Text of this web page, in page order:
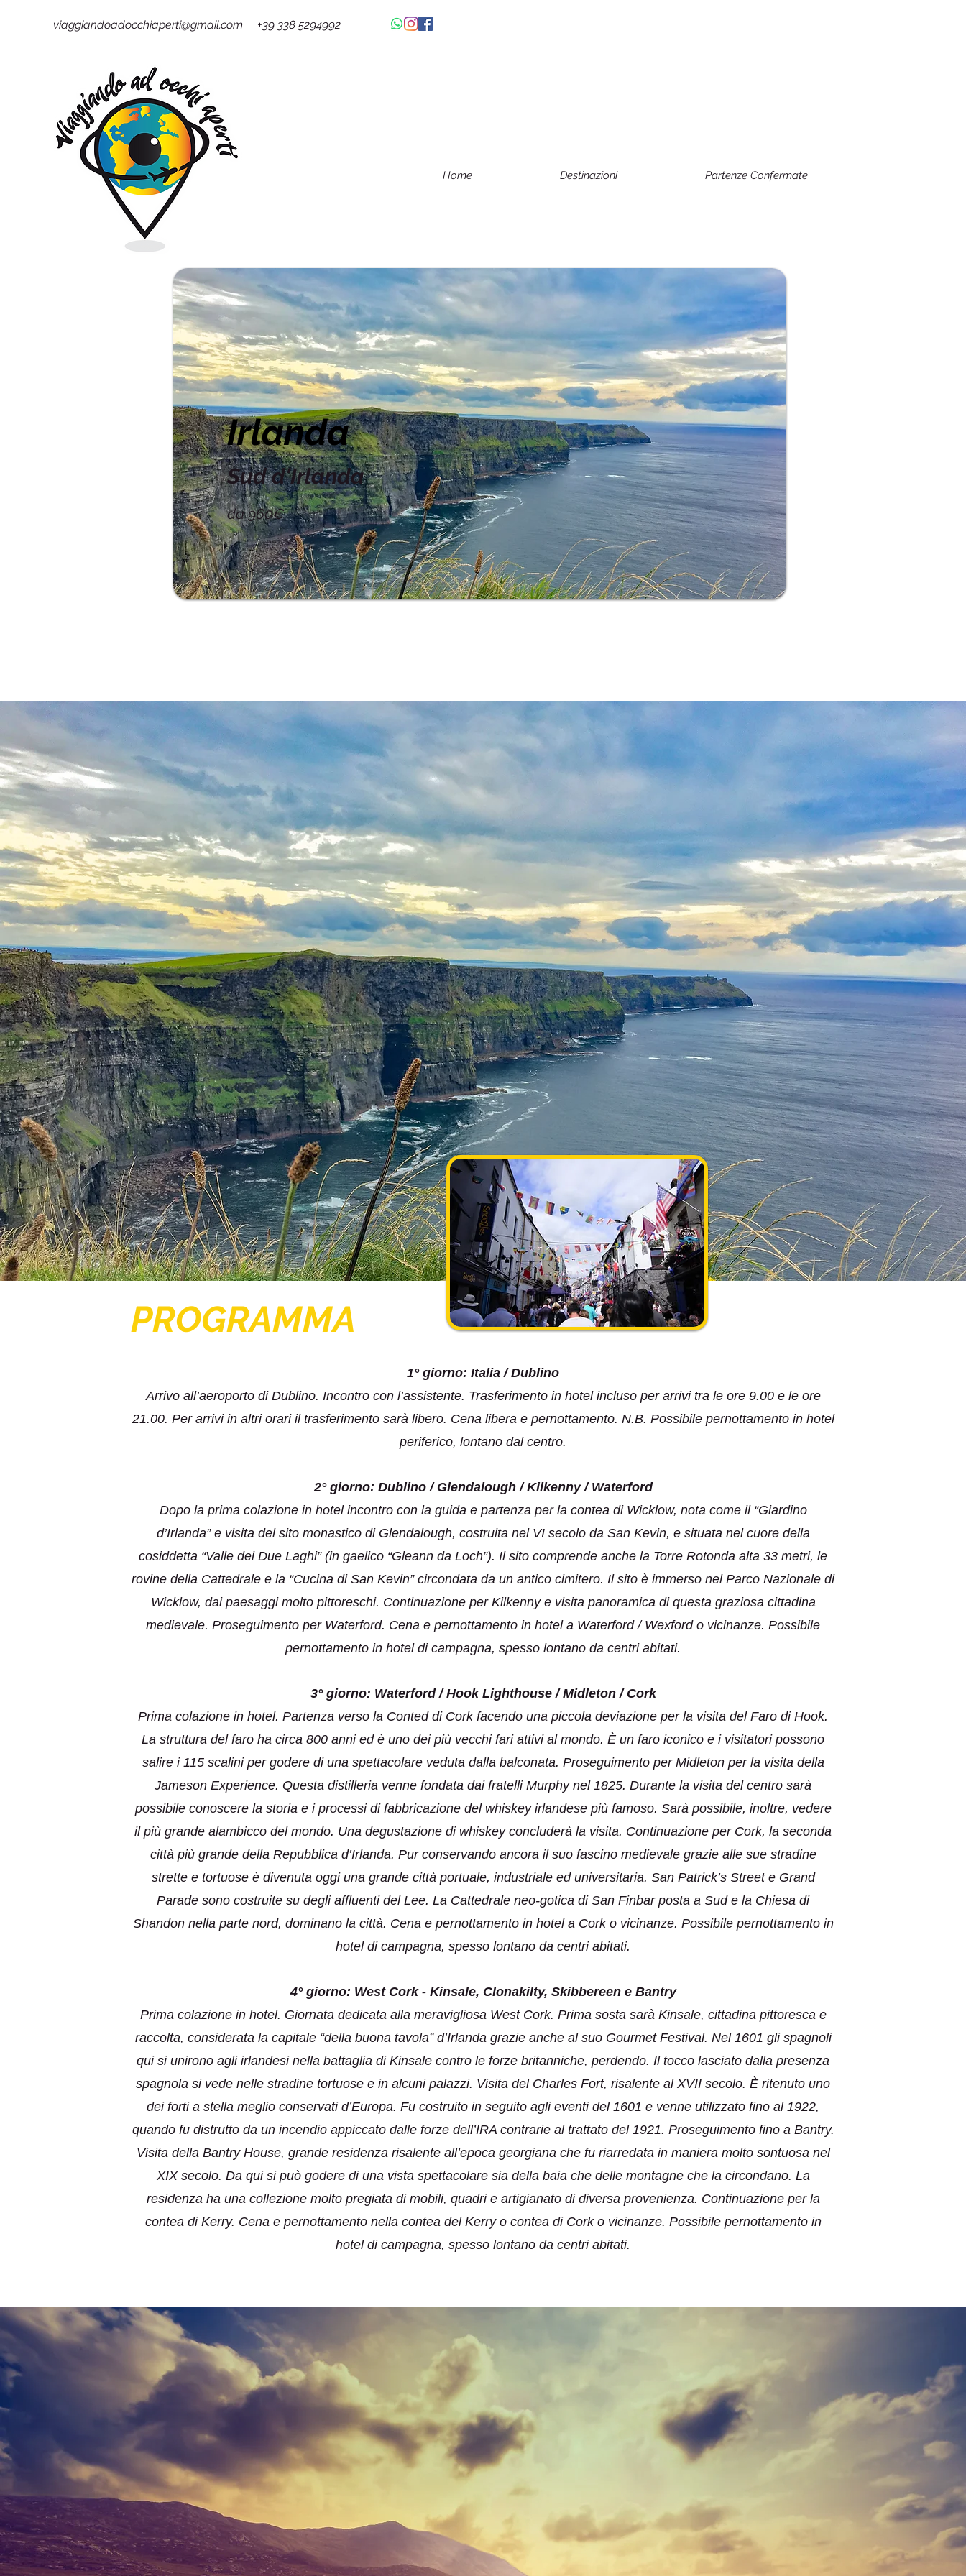
viaggiandoadocchiaperti@gmail.com +39 338 5294992
Home Destinazioni Partenze Confermate
Irlanda
Sud d'Irlanda
da 960€
PROGRAMMA
1° giorno: Italia / Dublino
Arrivo all’aeroporto di Dublino. Incontro con l’assistente. Trasferimento in hotel incluso per arrivi tra le ore 9.00 e le ore
21.00. Per arrivi in altri orari il trasferimento sarà libero. Cena libera e pernottamento. N.B. Possibile pernottamento in hotel
periferico, lontano dal centro.
2° giorno: Dublino / Glendalough / Kilkenny / Waterford
Dopo la prima colazione in hotel incontro con la guida e partenza per la contea di Wicklow, nota come il “Giardino
d’Irlanda” e visita del sito monastico di Glendalough, costruita nel VI secolo da San Kevin, e situata nel cuore della
cosiddetta “Valle dei Due Laghi” (in gaelico “Gleann da Loch”). Il sito comprende anche la Torre Rotonda alta 33 metri, le
rovine della Cattedrale e la “Cucina di San Kevin” circondata da un antico cimitero. Il sito è immerso nel Parco Nazionale di
Wicklow, dai paesaggi molto pittoreschi. Continuazione per Kilkenny e visita panoramica di questa graziosa cittadina
medievale. Proseguimento per Waterford. Cena e pernottamento in hotel a Waterford / Wexford o vicinanze. Possibile
pernottamento in hotel di campagna, spesso lontano da centri abitati.
3° giorno: Waterford / Hook Lighthouse / Midleton / Cork
Prima colazione in hotel. Partenza verso la Conted di Cork facendo una piccola deviazione per la visita del Faro di Hook.
La struttura del faro ha circa 800 anni ed è uno dei più vecchi fari attivi al mondo. È un faro iconico e i visitatori possono
salire i 115 scalini per godere di una spettacolare veduta dalla balconata. Proseguimento per Midleton per la visita della
Jameson Experience. Questa distilleria venne fondata dai fratelli Murphy nel 1825. Durante la visita del centro sarà
possibile conoscere la storia e i processi di fabbricazione del whiskey irlandese più famoso. Sarà possibile, inoltre, vedere
il più grande alambicco del mondo. Una degustazione di whiskey concluderà la visita. Continuazione per Cork, la seconda
città più grande della Repubblica d’Irlanda. Pur conservando ancora il suo fascino medievale grazie alle sue stradine
strette e tortuose è divenuta oggi una grande città portuale, industriale ed universitaria. San Patrick’s Street e Grand
Parade sono costruite su degli affluenti del Lee. La Cattedrale neo-gotica di San Finbar posta a Sud e la Chiesa di
Shandon nella parte nord, dominano la città. Cena e pernottamento in hotel a Cork o vicinanze. Possibile pernottamento in
hotel di campagna, spesso lontano da centri abitati.
4° giorno: West Cork - Kinsale, Clonakilty, Skibbereen e Bantry
Prima colazione in hotel. Giornata dedicata alla meravigliosa West Cork. Prima sosta sarà Kinsale, cittadina pittoresca e
raccolta, considerata la capitale “della buona tavola” d’Irlanda grazie anche al suo Gourmet Festival. Nel 1601 gli spagnoli
qui si unirono agli irlandesi nella battaglia di Kinsale contro le forze britanniche, perdendo. Il tocco lasciato dalla presenza
spagnola si vede nelle stradine tortuose e in alcuni palazzi. Visita del Charles Fort, risalente al XVII secolo. È ritenuto uno
dei forti a stella meglio conservati d’Europa. Fu costruito in seguito agli eventi del 1601 e venne utilizzato fino al 1922,
quando fu distrutto da un incendio appiccato dalle forze dell’IRA contrarie al trattato del 1921. Proseguimento fino a Bantry.
Visita della Bantry House, grande residenza risalente all’epoca georgiana che fu riarredata in maniera molto sontuosa nel
XIX secolo. Da qui si può godere di una vista spettacolare sia della baia che delle montagne che la circondano. La
residenza ha una collezione molto pregiata di mobili, quadri e artigianato di diversa provenienza. Continuazione per la
contea di Kerry. Cena e pernottamento nella contea del Kerry o contea di Cork o vicinanze. Possibile pernottamento in
hotel di campagna, spesso lontano da centri abitati.